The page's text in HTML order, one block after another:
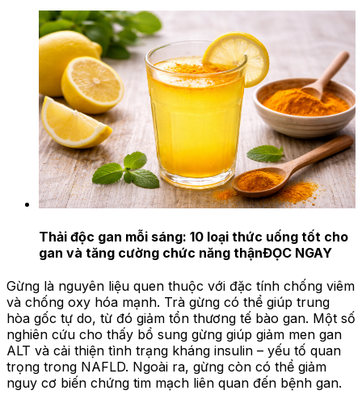
Thải độc gan mỗi sáng: 10 loại thức uống tốt cho
gan và tăng cường chức năng thậnĐỌC NGAY
Gừng là nguyên liệu quen thuộc với đặc tính chống viêm
và chống oxy hóa mạnh. Trà gừng có thể giúp trung
hòa gốc tự do, từ đó giảm tổn thương tế bào gan. Một số
nghiên cứu cho thấy bổ sung gừng giúp giảm men gan
ALT và cải thiện tình trạng kháng insulin – yếu tố quan
trọng trong NAFLD. Ngoài ra, gừng còn có thể giảm
nguy cơ biến chứng tim mạch liên quan đến bệnh gan.